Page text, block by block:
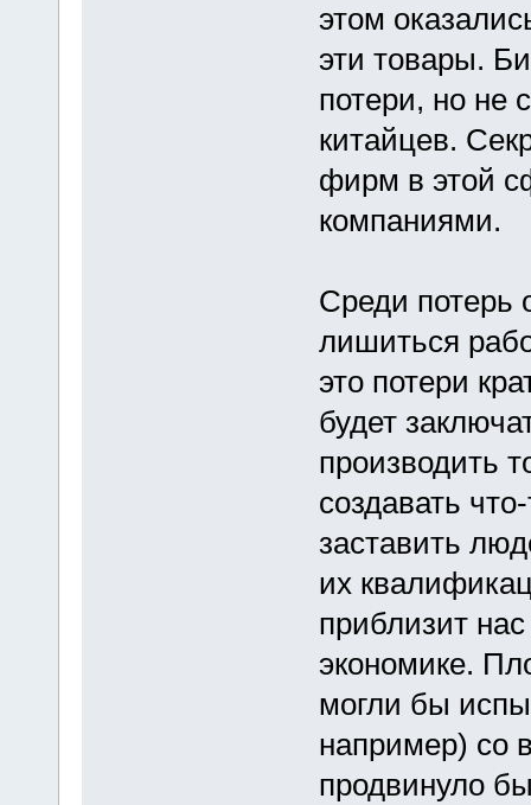
этом
эти товары.
потери, но не
китайцев.
фирм в этой
компаниями.
Среди потерь
лишиться
это потери
будет
производить
создавать
заставить
их
приблизит
экономике.
могли бы
например) со
продвинуло